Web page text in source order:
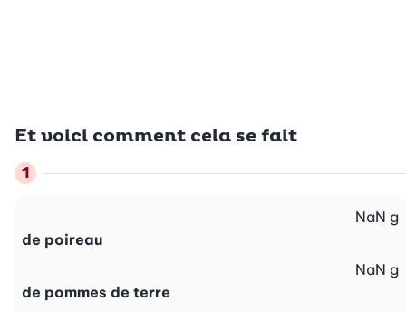
Et voici comment cela se fait
de poireau
NaN g
de pommes de terre
NaN g